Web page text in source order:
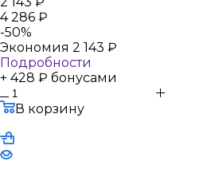
4 286 ₽
-50%
Экономия 2 143 ₽
Подробности
+ 428 ₽ бонусами
В корзину